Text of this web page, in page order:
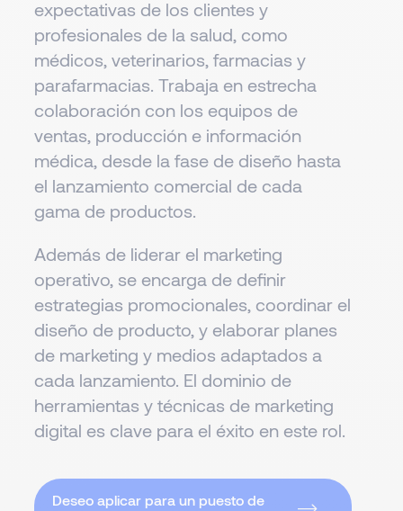
expectativas de los clientes y
profesionales de la salud, como
médicos, veterinarios, farmacias y
parafarmacias. Trabaja en estrecha
colaboración con los equipos de
ventas, producción e información
médica, desde la fase de diseño hasta
el lanzamiento comercial de cada
gama de productos.
Además de liderar el marketing
operativo, se encarga de definir
estrategias promocionales, coordinar el
diseño de producto, y elaborar planes
de marketing y medios adaptados a
cada lanzamiento. El dominio de
herramientas y técnicas de marketing
digital es clave para el éxito en este rol.
Deseo aplicar para un puesto de